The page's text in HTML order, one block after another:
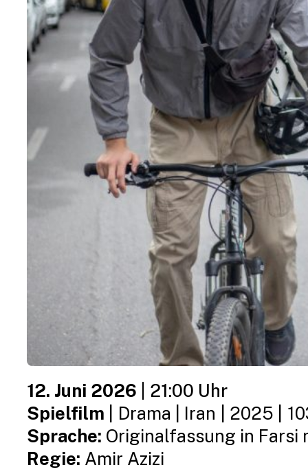
12. Juni 2026
21:00 Uhr
Spielfilm
Drama Iran 2025
Sprache: Originalfassung in
Regie: Amir Azizi